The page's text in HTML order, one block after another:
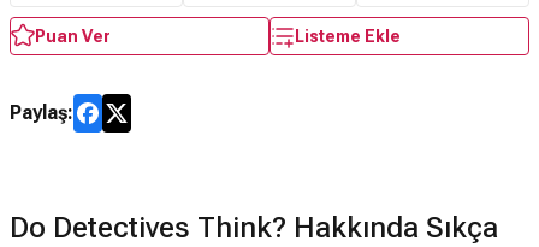
Puan Ver Listeme Ekle
Paylaş:
Do Detectives Think? Hakkında Sıkça